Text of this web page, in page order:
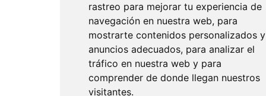
rastreo para mejorar tu experiencia de
navegación en nuestra web, para
mostrarte contenidos personalizados y
anuncios adecuados, para analizar el
tráfico en nuestra web y para
comprender de donde llegan nuestros
visitantes.